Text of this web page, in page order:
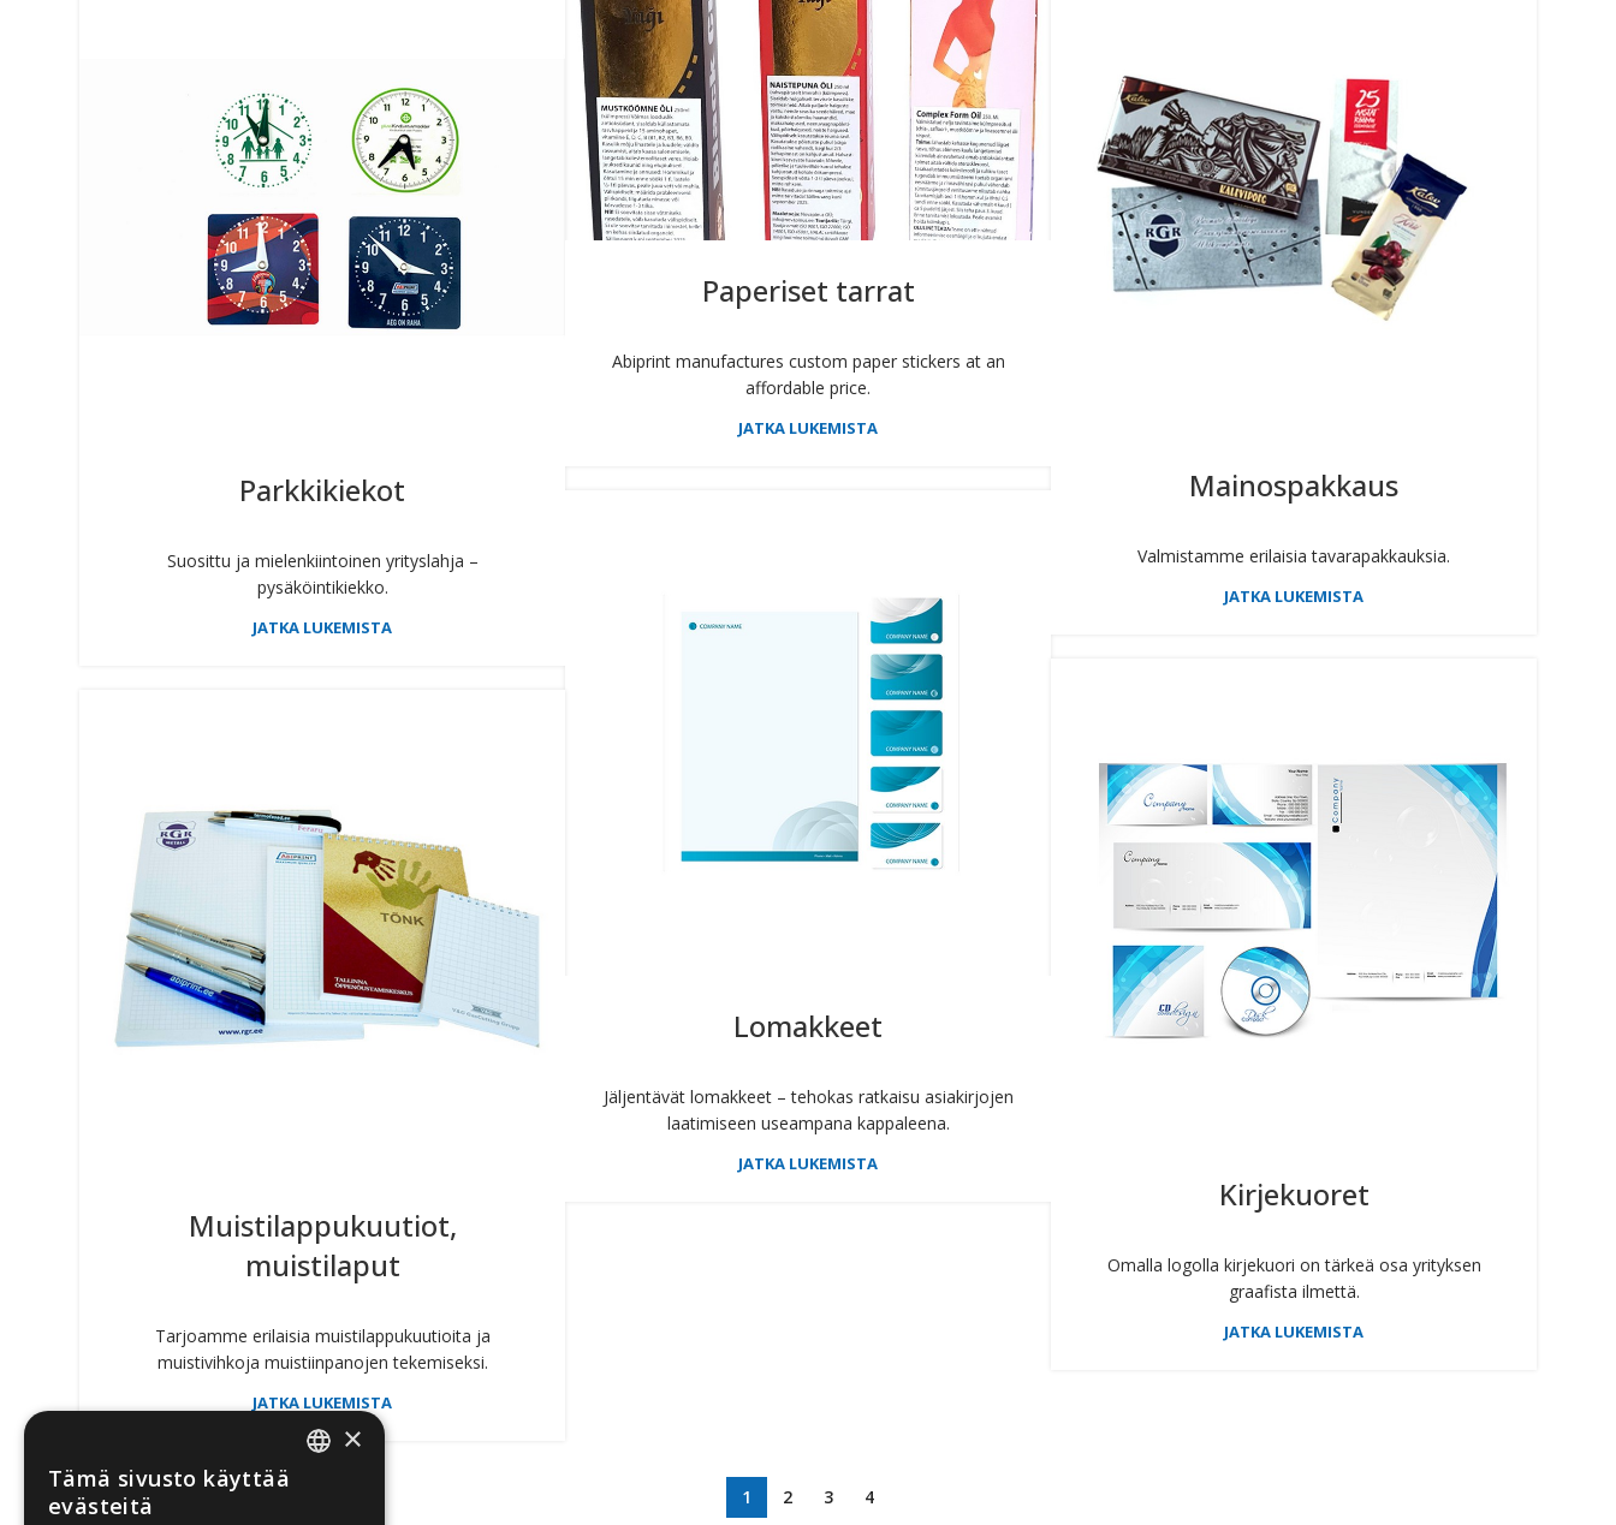
Paperiset tarrat
Abiprint manufactures custom paper stickers at an
affordable price.
JATKA LUKEMISTA
Mainospakkaus
Valmistamme erilaisia tavarapakkauksia.
JATKA LUKEMISTA
Parkkikiekot
Suosittu ja mielenkiintoinen yrityslahja –
pysäköintikiekko.
JATKA LUKEMISTA
Lomakkeet
Jäljentävät lomakkeet – tehokas ratkaisu asiakirjojen
laatimiseen useampana kappaleena.
JATKA LUKEMISTA
Kirjekuoret
Omalla logolla kirjekuori on tärkeä osa yrityksen
graafista ilmettä.
JATKA LUKEMISTA
Muistilappukuutiot,
muistilaput
Tarjoamme erilaisia muistilappukuutioita ja
muistivihkoja muistiinpanojen tekemiseksi.
JATKA LUKEMISTA
1 2 3 4
×
Tämä sivusto käyttää
evästeitä